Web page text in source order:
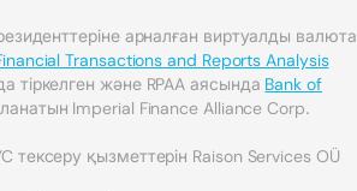
арналған виртуалды валюта
Transactions and Reports Analysis
тіркелген және RPAA аясында Bank of
Imperial Finance Alliance Corp.
тексеру қызметтерін Raison Services OÜ